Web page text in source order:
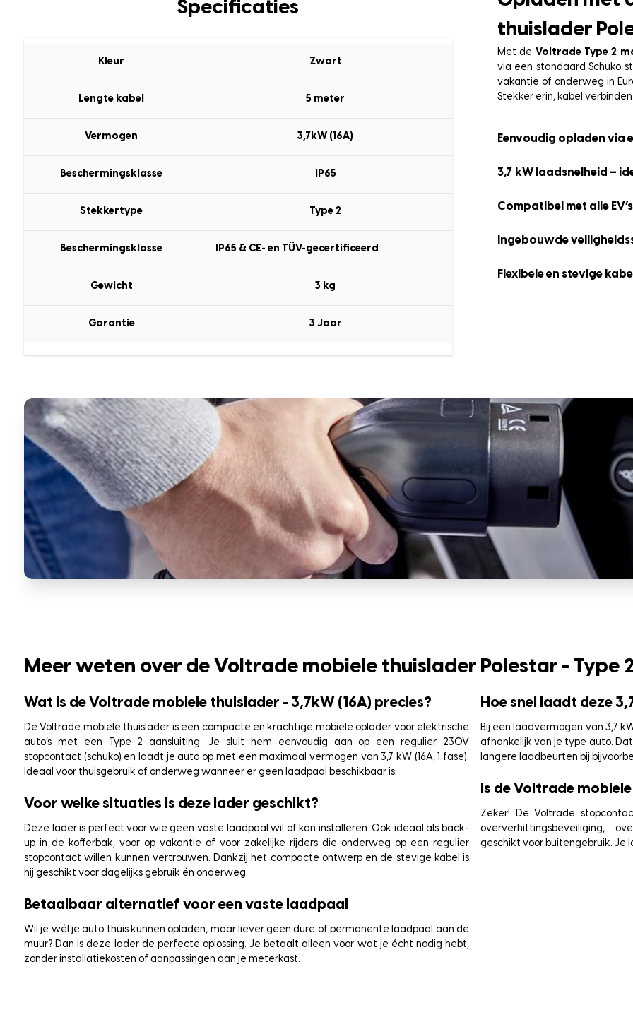
Specificaties
Kleur Zwart
Lengte kabel 5 meter
Vermogen 3,7kW (16A)
Beschermingsklasse IP65
Stekkertype Type 2
Beschermingsklasse IP65 & CE- en TÜV-gecertificeerd
Gewicht 3 kg
Garantie 3 Jaar
thuislader
Met de Voltrade Type 2
via een standaard Schuko
vakantie of onderweg in
Stekker erin, kabel
Eenvoudig opladen
3,7 kW laadsnelheid –
Compatibel met alle
Ingebouwde
Flexibele en stevige
Meer weten over de Voltrade mobiele thuislader Polestar - Type
Wat is de Voltrade mobiele thuislader - 3,7kW (16A) precies?
De Voltrade mobiele thuislader is een compacte en krachtige mobiele oplader voor elektrische
auto’s met een Type 2 aansluiting. Je sluit hem eenvoudig aan op een regulier 230V
stopcontact (schuko) en laadt je auto op met een maximaal vermogen van 3,7 kW (16A, 1 fase).
Ideaal voor thuisgebruik of onderweg wanneer er geen laadpaal beschikbaar is.
Voor welke situaties is deze lader geschikt?
Deze lader is perfect voor wie geen vaste laadpaal wil of kan installeren. Ook ideaal als back-
up in de kofferbak, voor op vakantie of voor zakelijke rijders die onderweg op een regulier
stopcontact willen kunnen vertrouwen. Dankzij het compacte ontwerp en de stevige kabel is
hij geschikt voor dagelijks gebruik én onderweg.
Betaalbaar alternatief voor een vaste laadpaal
Wil je wél je auto thuis kunnen opladen, maar liever geen dure of permanente laadpaal aan de
muur? Dan is deze lader de perfecte oplossing. Je betaalt alleen voor wat je écht nodig hebt,
zonder installatiekosten of aanpassingen aan je meterkast.
Hoe snel laadt deze
Bij een laadvermogen van 3,7
afhankelijk van je type auto.
langere laadbeurten bij
Is de Voltrade
Zeker! De Voltrade
oververhittingsbeveiliging,
geschikt voor buitengebruik. Je